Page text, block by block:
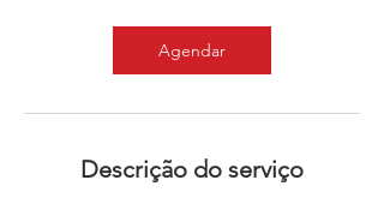
Agendar
Descrição do serviço